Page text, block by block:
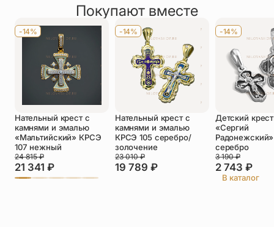
Иисус, справа «ХС» — Христос, вверху «ЦРЬСЛВЫ» —
царь славы, внизу «НIКА» — что значит победа.
На обороте надпись: «Крест преподобного Савватия
соловецкого чудотворца»
Оставить отзыв
Телефон*
Отзыв*
Прикрепить фото
Покупают вместе
-14%
Нательный крест с
камнями и эмалью
«Мальтийский» КРСЭ
107 нежный
21 341 ₽
24 815₽
-14%
Нательный крест с
камнями и эмалью
КРСЭ 105 серебро/
золочение
19 789 ₽
23 010₽
-14%
Детский
«Сергий
Радонежский»
серебро
2 743 ₽
3 190₽
В каталог